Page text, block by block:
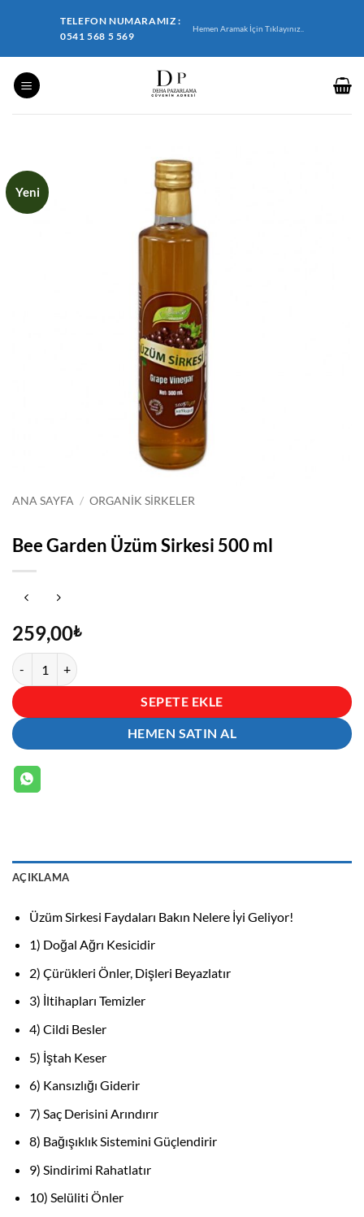
TELEFON NUMARAMIZ :
0541 568 5 569
Hemen Aramak İçin Tıklayınız..
Yeni
ANA SAYFA / ORGANIK SIRKELER
Bee Garden Üzüm Sirkesi 500 ml
259,00₺
Bee Garden Üzüm Sirkesi 500 ml adet
SEPETE EKLE
HEMEN SATIN AL
AÇIKLAMA
Üzüm Sirkesi Faydaları Bakın Nelere İyi Geliyor!
1) Doğal Ağrı Kesicidir
2) Çürükleri Önler, Dişleri Beyazlatır
3) İltihapları Temizler
4) Cildi Besler
5) İştah Keser
6) Kansızlığı Giderir
7) Saç Derisini Arındırır
8) Bağışıklık Sistemini Güçlendirir
9) Sindirimi Rahatlatır
10) Selüliti Önler